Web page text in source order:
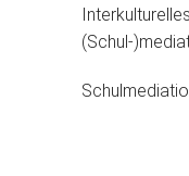
(Schul-